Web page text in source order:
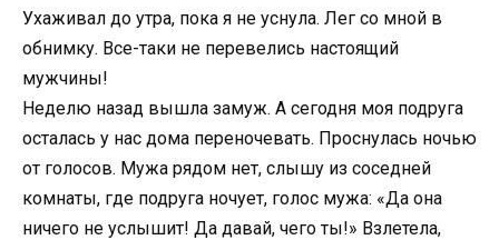
Ухаживал до утра, пока я не уснула. Лег со мной в
обнимку. Все-таки не перевелись настоящий
мужчины!
Неделю назад вышла замуж. А сегодня моя подруга
осталась у нас дома переночевать. Проснулась ночью
от голосов. Мужа рядом нет, слышу из соседней
комнаты, где подруга ночует, голос мужа: «Да она
ничего не услышит! Да давай, чего ты!» Взлетела,